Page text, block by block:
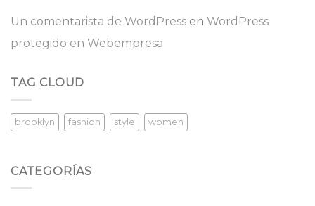
Un comentarista de WordPress en WordPress
protegido en Webempresa
TAG CLOUD
brooklyn fashion style women
CATEGORÍAS